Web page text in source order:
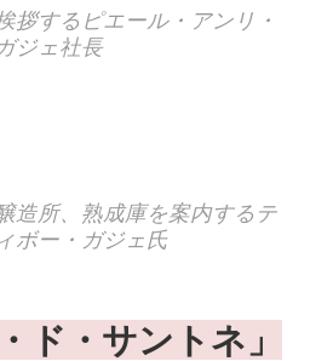
拶するピエール・アンリ・
ジェ社長
造所、熟成庫を案内するテ
ィボー・ガジェ氏
ド・サントネ」